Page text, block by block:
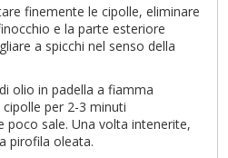
finemente le cipolle, eliminare
e la parte esteriore
a spicchi nel senso della
olio in padella a fiamma
per 2-3 minuti
poco sale. Una volta intenerite,
pirofila oleata.